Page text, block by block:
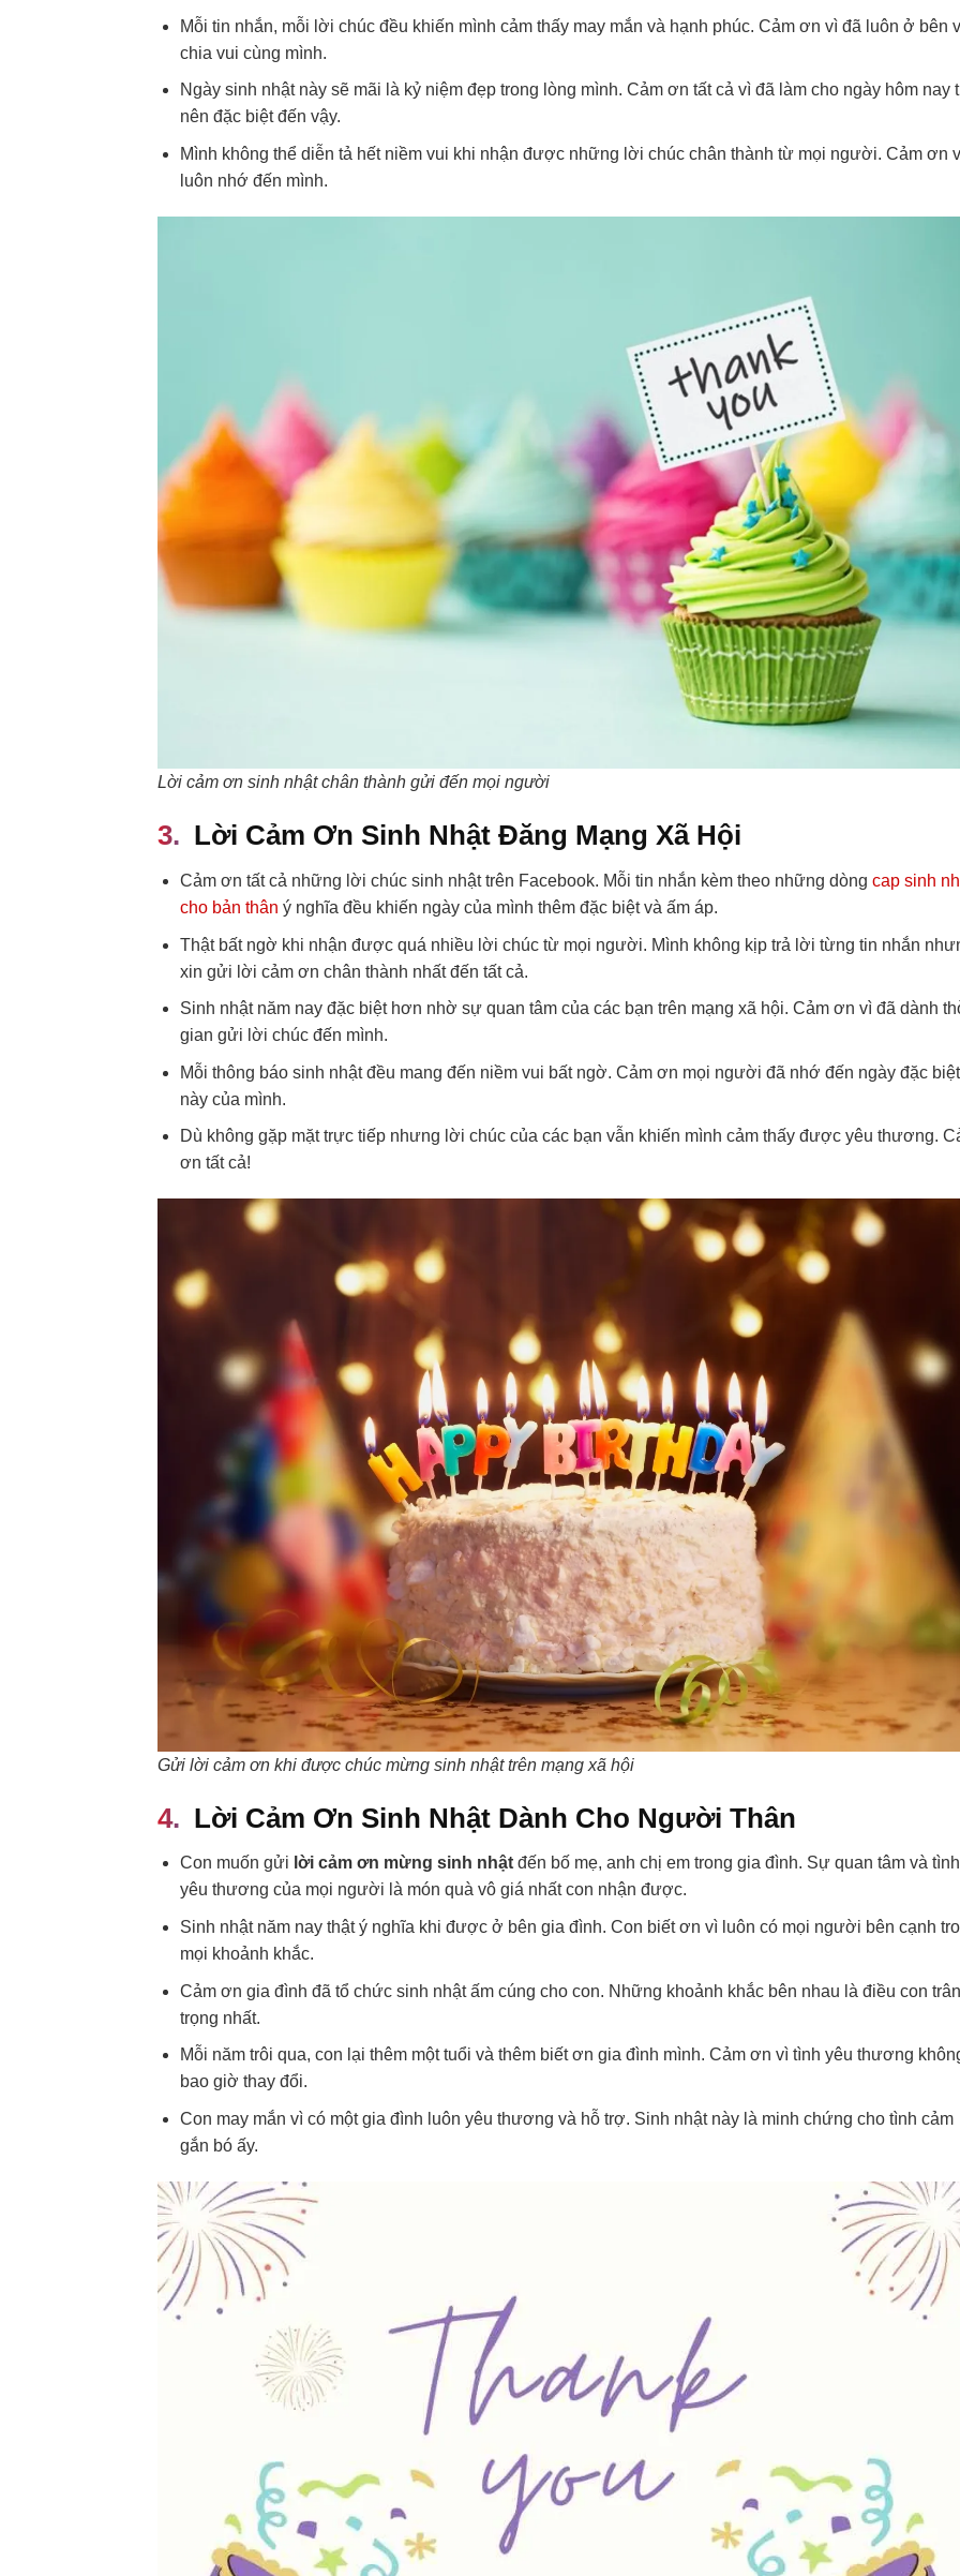
Mỗi tin nhắn, mỗi lời chúc đều khiến mình cảm thấy may mắn và hạnh phúc. Cảm ơn vì đã luôn ở bên
chia vui cùng mình.
Ngày sinh nhật này sẽ mãi là kỷ niệm đẹp trong lòng mình. Cảm ơn tất cả vì đã làm cho ngày hôm nay
nên đặc biệt đến vậy.
Mình không thể diễn tả hết niềm vui khi nhận được những lời chúc chân thành từ mọi người. Cảm ơn
luôn nhớ đến mình.
Lời cảm ơn sinh nhật chân thành gửi đến mọi người
Lời Cảm Ơn Sinh Nhật Đăng Mạng Xã Hội
Cảm ơn tất cả những lời chúc sinh nhật trên Facebook. Mỗi tin nhắn kèm theo những dòng cap sinh
cho bản thân ý nghĩa đều khiến ngày của mình thêm đặc biệt và ấm áp.
Thật bất ngờ khi nhận được quá nhiều lời chúc từ mọi người. Mình không kịp trả lời từng tin nhắn
xin gửi lời cảm ơn chân thành nhất đến tất cả.
Sinh nhật năm nay đặc biệt hơn nhờ sự quan tâm của các bạn trên mạng xã hội. Cảm ơn vì đã dành
gian gửi lời chúc đến mình.
Mỗi thông báo sinh nhật đều mang đến niềm vui bất ngờ. Cảm ơn mọi người đã nhớ đến ngày đặc biệt
này của mình.
Dù không gặp mặt trực tiếp nhưng lời chúc của các bạn vẫn khiến mình cảm thấy được yêu thương.
ơn tất cả!
Gửi lời cảm ơn khi được chúc mừng sinh nhật trên mạng xã hội
Lời Cảm Ơn Sinh Nhật Dành Cho Người Thân
Con muốn gửi lời cảm ơn mừng sinh nhậtđến bố mẹ, anh chị em trong gia đình. Sự quan tâm và tình
yêu thương của mọi người là món quà vô giá nhất con nhận được.
Sinh nhật năm nay thật ý nghĩa khi được ở bên gia đình. Con biết ơn vì luôn có mọi người bên cạnh
mọi khoảnh khắc.
Cảm ơn gia đình đã tổ chức sinh nhật ấm cúng cho con. Những khoảnh khắc bên nhau là điều con trân
trọng nhất.
Mỗi năm trôi qua, con lại thêm một tuổi và thêm biết ơn gia đình mình. Cảm ơn vì tình yêu thương
bao giờ thay đổi.
Con may mắn vì có một gia đình luôn yêu thương và hỗ trợ. Sinh nhật này là minh chứng cho tình cảm
gắn bó ấy.